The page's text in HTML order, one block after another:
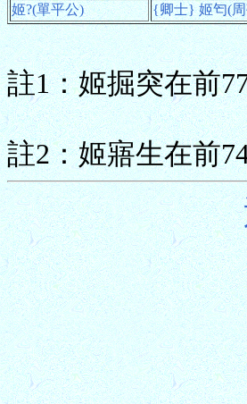
姬?(單平公)
{卿士} 姬匄(周
註1：姬掘突在前
註2：姬寤生在前